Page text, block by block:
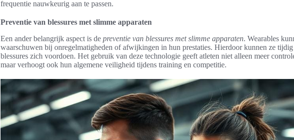
frequentie nauwkeurig aan te passen.
Preventie van blessures met slimme apparaten
Een ander belangrijk aspect is de preventie van blessures met slimme apparaten. Wearables
waarschuwen bij onregelmatigheden of afwijkingen in hun prestaties. Hierdoor kunnen ze
blessures zich voordoen. Het gebruik van deze technologie geeft atleten niet alleen meer
maar verhoogt ook hun algemene veiligheid tijdens training en competitie.